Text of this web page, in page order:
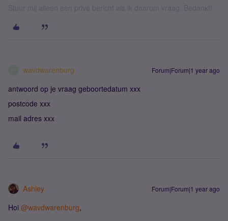
Stuur mij alleen een privé bericht als ik daarom vraag. Bedankt!
wavdwarenburg Forum|Forum|1 year ago
antwoord op je vraag geboortedatum xxx
postcode xxx
mail adres xxx
Ashley Forum|Forum|1 year ago
Hoi @wavdwarenburg,